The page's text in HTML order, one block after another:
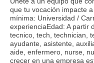
que tu vocación impacte
mínima: Universidad /
experienciaEdad: A partir
tecnico, tech, technician,
ayudante, asistente,
aide, enfermero, nurse,
crecer en una empresa